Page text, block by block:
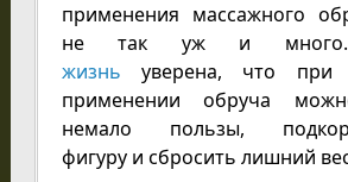
применения массажного
не так уж и
жизнь уверена, что при
применении обруча
немало пользы,
фигуру и сбросить лишний